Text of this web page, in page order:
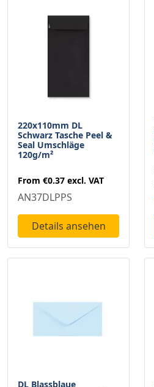
220x110mm DL
Schwarz Tasche Peel &
Seal Umschläge
120g/m²
From €0.37 excl. VAT
AN37DLPPS
Details ansehen
DL Blassblaue